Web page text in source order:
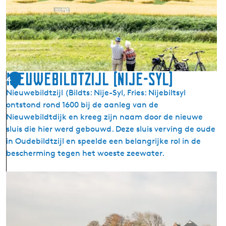
O
u
w
e
-
S
y
l
)
e
t
B
i
l
d
t
|
s
t
r
e
e
k
4
Nieuwebildtzijl (Nije-Syl)
Nieuwebildtzijl (Bildts: Nije-Syl, Fries: Nijebiltsyl
ontstond rond 1600 bij de aanleg van de
Nieuwebildtdijk en kreeg zijn naam door de nieuwe
sluis die hier werd gebouwd. Deze sluis verving de oude
in Oudebildtzijl en speelde een belangrijke rol in de
bescherming tegen het woeste zeewater.